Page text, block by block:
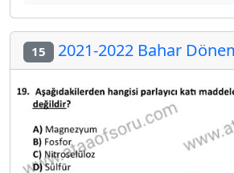
15 2021-2022 Bahar